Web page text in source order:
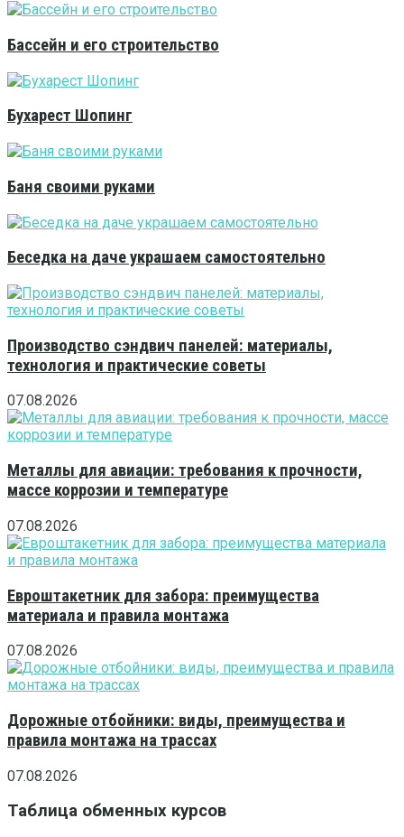
Бассейн и его строительство
Бухарест Шопинг
Баня своими руками
Беседка на даче украшаем самостоятельно
Производство сэндвич панелей: материалы,
технология и практические советы
07.08.2026
Металлы для авиации: требования к прочности,
массе коррозии и температуре
07.08.2026
Евроштакетник для забора: преимущества
материала и правила монтажа
07.08.2026
Дорожные отбойники: виды, преимущества и
правила монтажа на трассах
07.08.2026
Таблица обменных курсов